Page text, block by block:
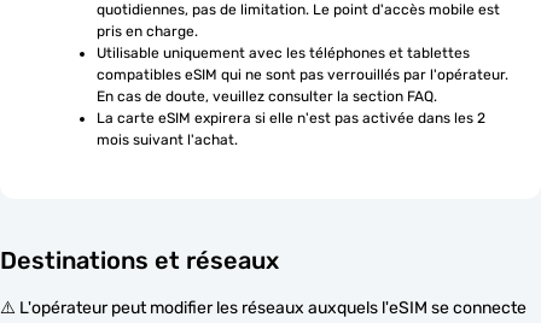
quotidiennes, pas de limitation. Le point d'accès mobile est
pris en charge.
Utilisable uniquement avec les téléphones et tablettes
compatibles eSIM qui ne sont pas verrouillés par l'opérateur.
En cas de doute, veuillez consulter la section FAQ.
La carte eSIM expirera si elle n'est pas activée dans les 2
mois suivant l'achat.
Destinations et réseaux
⚠️ L'opérateur peut modifier les réseaux auxquels l'eSIM se connecte